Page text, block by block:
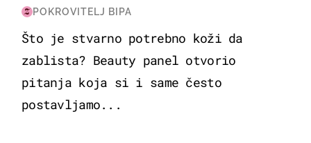
POKROVITELJ BIPA
Što je stvarno potrebno koži da
zablista? Beauty panel otvorio
pitanja koja si i same često
postavljamo...